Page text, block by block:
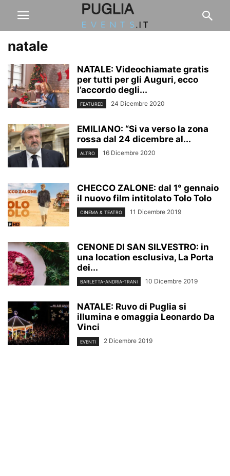
natale
NATALE: Videochiamate gratis
per tutti per gli Auguri, ecco
l’accordo degli...
FEATURED 24 Dicembre 2020
EMILIANO: “Si va verso la zona
rossa dal 24 dicembre al...
ALTRO 16 Dicembre 2020
CHECCO ZALONE: dal 1° gennaio
il nuovo film intitolato Tolo Tolo
CINEMA & TEATRO 11 Dicembre 2019
CENONE DI SAN SILVESTRO: in
una location esclusiva, La Porta
dei...
BARLETTA-ANDRIA-TRANI 10 Dicembre 2019
NATALE: Ruvo di Puglia si
illumina e omaggia Leonardo Da
Vinci
EVENTI 2 Dicembre 2019